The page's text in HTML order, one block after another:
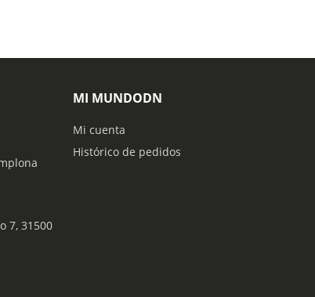
7, 31500
MI MUNDODN
Mi cuenta
Histórico de pedidos